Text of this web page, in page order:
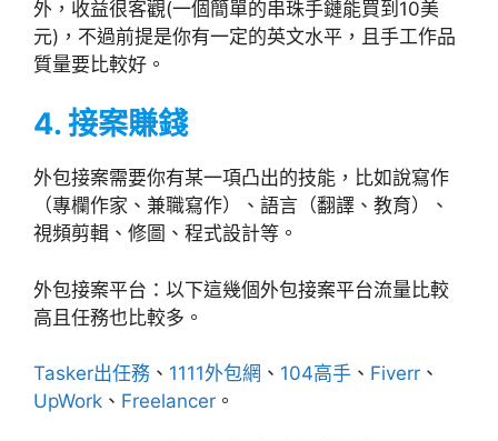
外，收益很客觀(一個簡單的串珠手鏈能買到10美
元)，不過前提是你有一定的英文水平，且手工作品
質量要比較好。
4. 接案賺錢
外包接案需要你有某一項凸出的技能，比如說寫作
（專欄作家、兼職寫作）、語言（翻譯、教育）、
視頻剪輯、修圖、程式設計等。
外包接案平台：以下這幾個外包接案平台流量比較
高且任務也比較多。
Tasker出任務 、 1111外包網 、 104高手 、 Fiverr 、
UpWork 、 Freelancer 。